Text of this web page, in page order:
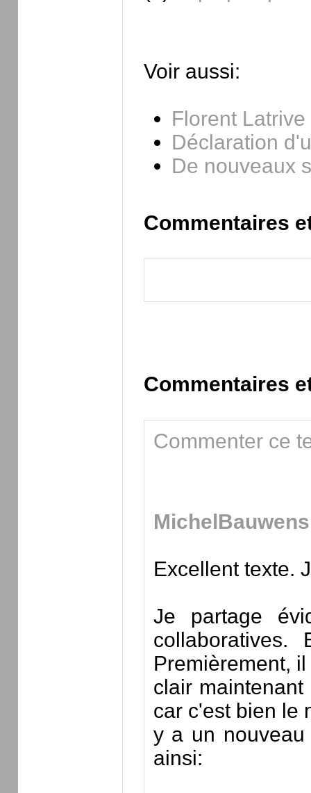
Voir aussi:
Florent
Déclaration
De nouveaux
Commentaires
Commentaires
Commenter ce
MichelBauwens
Excellent texte.
Je partage
Premièrement,
clair
car c'est bien le
y a un nouveau
ainsi: